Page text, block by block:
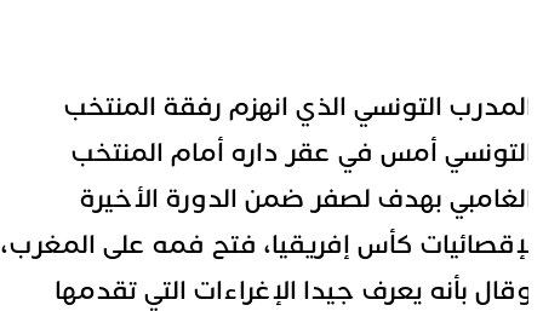
التونسي الذي انهزم رفقة المنتخب
أمس في عقر داره أمام المنتخب
بهدف لصفر ضمن الدورة الأخيرة
كأس إفريقيا، فتح فمه على المغرب،
بأنه يعرف جيدا الإغراءات التي تقدمها